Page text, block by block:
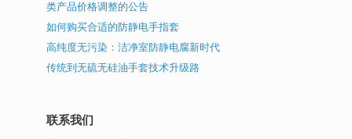
类产品价格调整的公告
如何购买合适的防静电手指套
高纯度无污染：洁净室防静电腐新时代
传统到无硫无硅油手套技术升级路
联系我们